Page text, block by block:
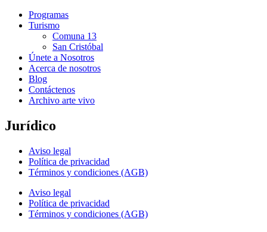
Programas
Turismo
Comuna 13
San Cristóbal
Únete a Nosotros
Acerca de nosotros
Blog
Contáctenos
Archivo arte vivo
Jurídico
Aviso legal
Política de privacidad
Términos y condiciones (AGB)
Aviso legal
Política de privacidad
Términos y condiciones (AGB)